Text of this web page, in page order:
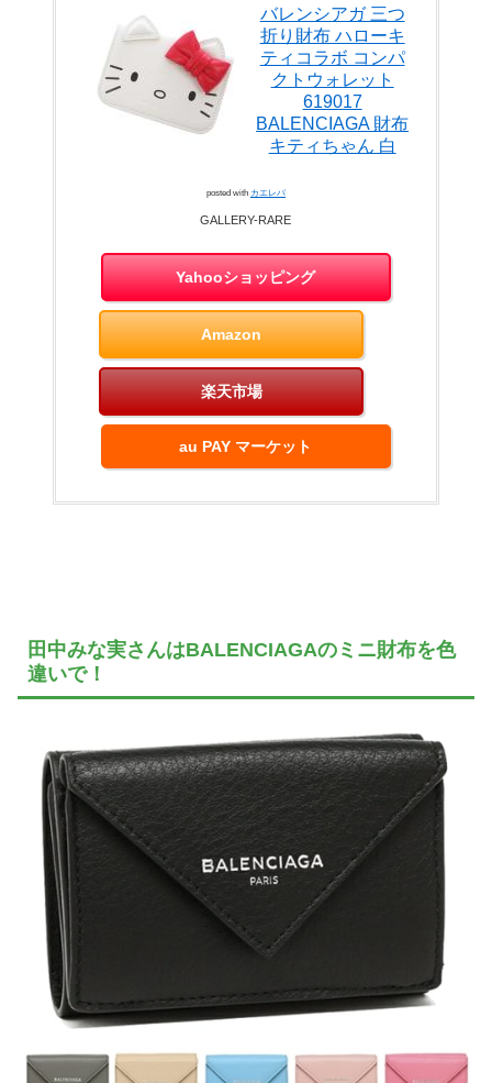
バレンシアガ 三つ
折り財布 ハローキ
ティコラボ コンパ
クトウォレット
619017
BALENCIAGA 財布
キティちゃん 白
posted with カエレバ
GALLERY-RARE
Yahooショッピング
Amazon
楽天市場
au PAY マーケット
田中みな実さんはBALENCIAGAのミニ財布を色
違いで！